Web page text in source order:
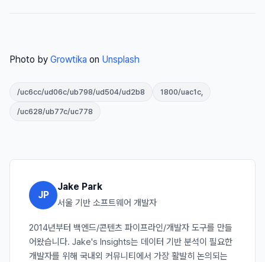
Photo by Growtika on Unsplash
/uc6cc/ud06c/ub798/ud504/ud2b8 1800/uac1c,
/uc628/ub77c/uc778
JP
Jake Park
서울 기반 소프트웨어 개발자
2014년부터 백엔드/콘텐츠 파이프라인/개발자 도구를 만들
어왔습니다. Jake's Insights는 데이터 기반 분석이 필요한
개발자를 위해 국내외 커뮤니티에서 가장 활발히 논의되는